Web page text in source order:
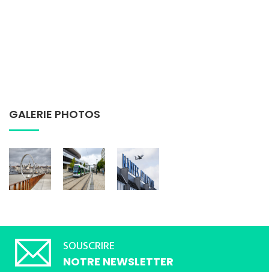
GALERIE PHOTOS
SOUSCRIRE
NOTRE NEWSLETTER